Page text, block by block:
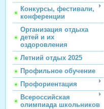
Конкурсы, фестивали,
конференции
Организация отдыха
детей и их
оздоровления
Летний отдых 2025
Профильное обучение
Профориентация
Всероссийская
олимпиада школьников